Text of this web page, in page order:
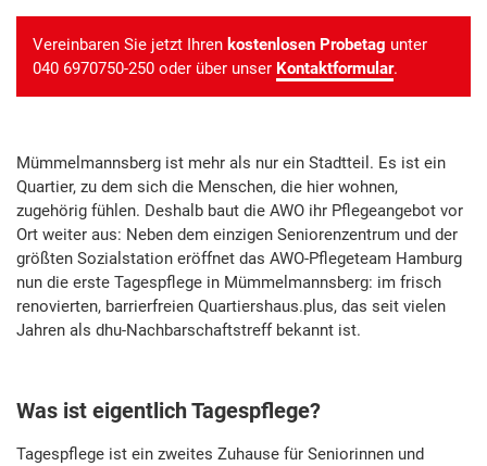
Vereinbaren Sie jetzt Ihren kostenlosen Probetag unter
040 6970750-250 oder über unser Kontaktformular.
Mümmelmannsberg ist mehr als nur ein Stadtteil. Es ist ein
Quartier, zu dem sich die Menschen, die hier wohnen,
zugehörig fühlen. Deshalb baut die AWO ihr Pflegeangebot vor
Ort weiter aus: Neben dem einzigen Seniorenzentrum und der
größten Sozialstation eröffnet das AWO-Pflegeteam Hamburg
nun die erste Tagespflege in Mümmelmannsberg: im frisch
renovierten, barrierfreien Quartiershaus.plus, das seit vielen
Jahren als dhu-Nachbarschaftstreff bekannt ist.
Was ist eigentlich Tagespflege?
Tagespflege ist ein zweites Zuhause für Seniorinnen und